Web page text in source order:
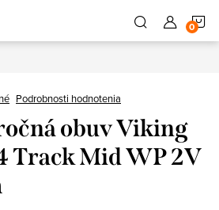
Podrobnosti hodnotenia
obuv Viking
Track Mid WP 2V